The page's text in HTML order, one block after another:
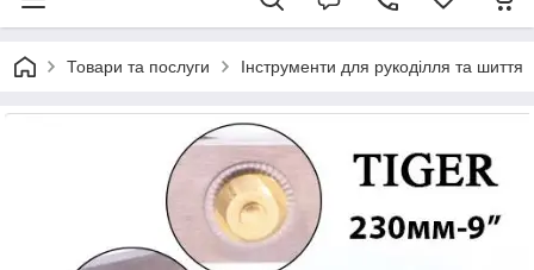
Товари та послуги Інструменти для рукоділля та шиття